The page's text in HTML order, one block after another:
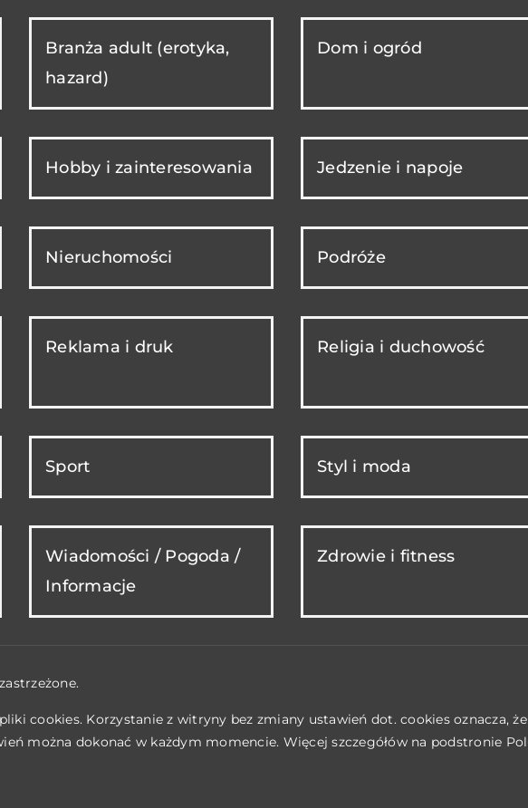
Branża adult (erotyka,
hazard)
Dom i ogród
Hobby i zainteresowania Jedzenie i napoje
Nieruchomości Podróże
Reklama i druk Religia i duchowość
Sport Styl i moda
Wiadomości / Pogoda /
Informacje
Zdrowie i fitness
cookies. Korzystanie z witryny bez zmiany ustawień dot. cookies oznacza,
można dokonać w każdym momencie. Więcej szczegółów na podstronie